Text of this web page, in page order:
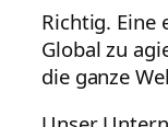
Richtig. Eine
Global zu
die ganze